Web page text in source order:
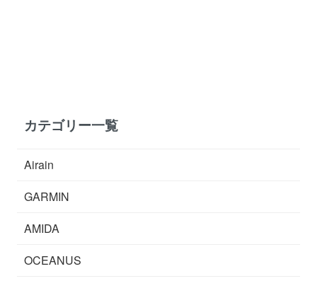
カテゴリー一覧
Airain
GARMIN
AMIDA
OCEANUS